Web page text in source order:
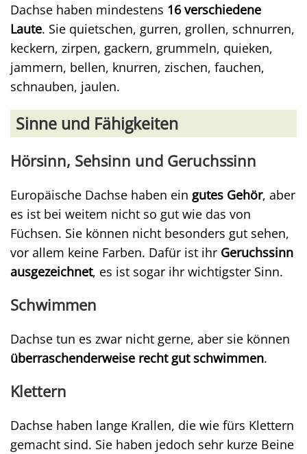
Dachse haben mindestens 16 verschiedene
Laute. Sie quietschen, gurren, grollen, schnurren,
keckern, zirpen, gackern, grummeln, quieken,
jammern, bellen, knurren, zischen, fauchen,
schnauben, jaulen.
Sinne und Fähigkeiten
Hörsinn, Sehsinn und Geruchssinn
Europäische Dachse haben ein gutes Gehör, aber
es ist bei weitem nicht so gut wie das von
Füchsen. Sie können nicht besonders gut sehen,
vor allem keine Farben. Dafür ist ihr Geruchssinn
ausgezeichnet, es ist sogar ihr wichtigster Sinn.
Schwimmen
Dachse tun es zwar nicht gerne, aber sie können
überraschenderweise recht gut schwimmen.
Klettern
Dachse haben lange Krallen, die wie fürs Klettern
gemacht sind. Sie haben jedoch sehr kurze Beine